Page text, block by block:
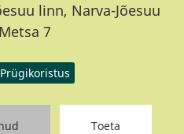
linn, Narva-Jõesuu
7
Prügikoristus
Toeta